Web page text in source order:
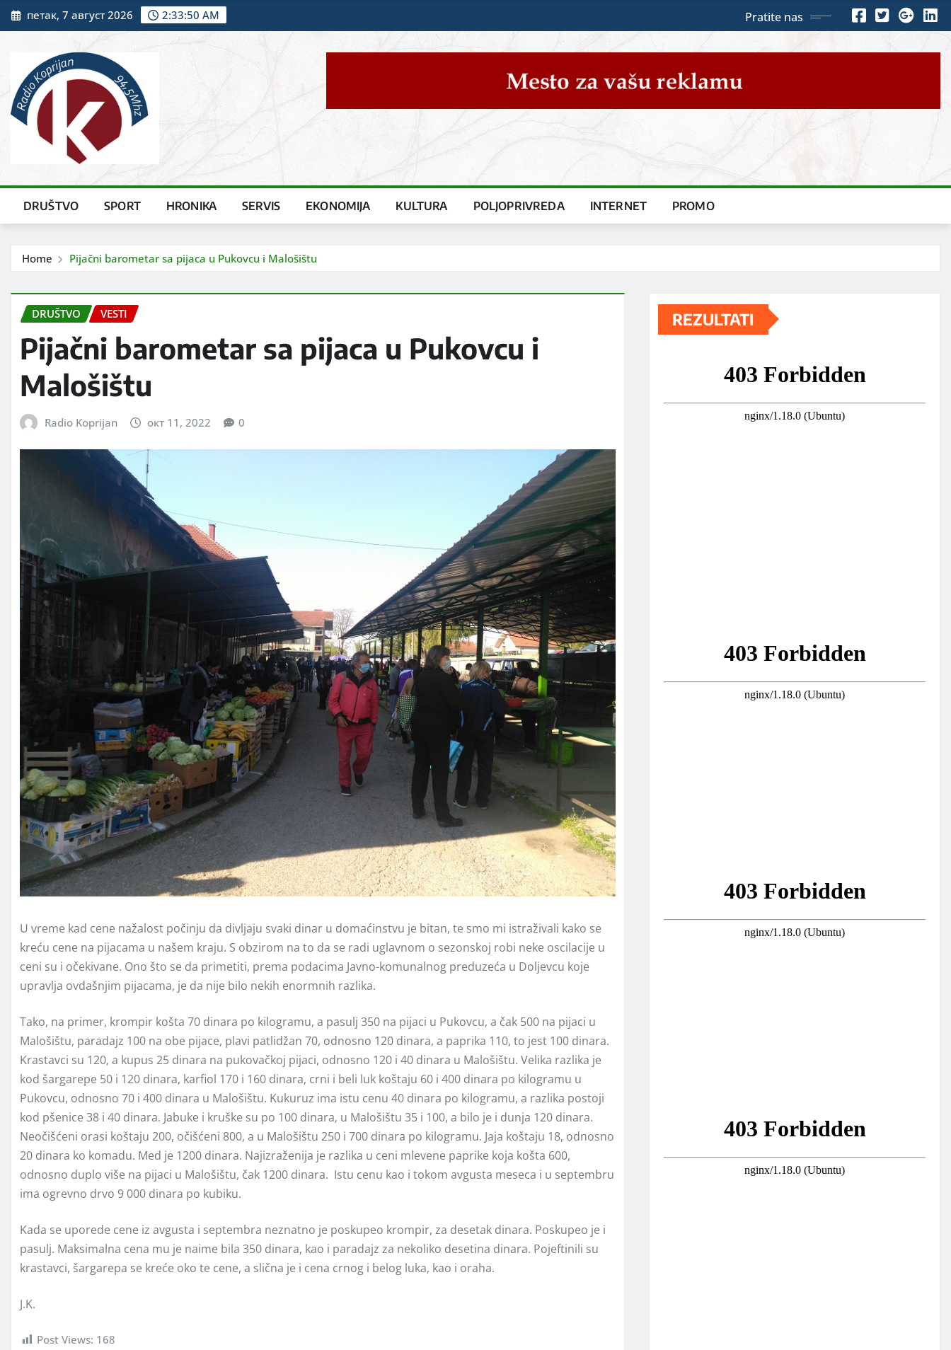
Skip
to
петак, 7 август 2026 2:33:51 AM Pratite nas
DRUŠTVO SPORT HRONIKA SERVIS EKONOMIJA KULTURA POLJOPRIVREDA INTERNET PROMO
Home Pijačni barometar sa pijaca u Pukovcu i Malošištu
DRUŠTVO VESTI
Pijačni barometar sa pijaca u Pukovcu i
Malošištu
Radio Koprijan окт 11, 2022 0
U vreme kad cene nažalost počinju da divljaju svaki dinar u domaćinstvu je bitan, te smo mi istraživali kako se
kreću cene na pijacama u našem kraju. S obzirom na to da se radi uglavnom o sezonskoj robi neke oscilacije u
ceni su i očekivane. Ono što se da primetiti, prema podacima Javno-komunalnog preduzeća u Doljevcu koje
upravlja ovdašnjim pijacama, je da nije bilo nekih enormnih razlika.
Tako, na primer, krompir košta 70 dinara po kilogramu, a pasulj 350 na pijaci u Pukovcu, a čak 500 na pijaci u
Malošištu, paradajz 100 na obe pijace, plavi patlidžan 70, odnosno 120 dinara, a paprika 110, to jest 100 dinara.
Krastavci su 120, a kupus 25 dinara na pukovačkoj pijaci, odnosno 120 i 40 dinara u Malošištu. Velika razlika je
kod šargarepe 50 i 120 dinara, karfiol 170 i 160 dinara, crni i beli luk koštaju 60 i 400 dinara po kilogramu u
Pukovcu, odnosno 70 i 400 dinara u Malošištu. Kukuruz ima istu cenu 40 dinara po kilogramu, a razlika postoji
kod pšenice 38 i 40 dinara. Jabuke i kruške su po 100 dinara, u Malošištu 35 i 100, a bilo je i dunja 120 dinara.
Neočišćeni orasi koštaju 200, očišćeni 800, a u Malošištu 250 i 700 dinara po kilogramu. Jaja koštaju 18, odnosno
20 dinara ko komadu. Med je 1200 dinara. Najizraženija je razlika u ceni mlevene paprike koja košta 600,
odnosno duplo više na pijaci u Malošištu, čak 1200 dinara. Istu cenu kao i tokom avgusta meseca i u septembru
ima ogrevno drvo 9 000 dinara po kubiku.
Kada se uporede cene iz avgusta i septembra neznatno je poskupeo krompir, za desetak dinara. Poskupeo je i
pasulj. Maksimalna cena mu je naime bila 350 dinara, kao i paradajz za nekoliko desetina dinara. Pojeftinili su
krastavci, šargarepa se kreće oko te cene, a slična je i cena crnog i belog luka, kao i oraha.
J.K.
Post Views: 168
REZULTATI